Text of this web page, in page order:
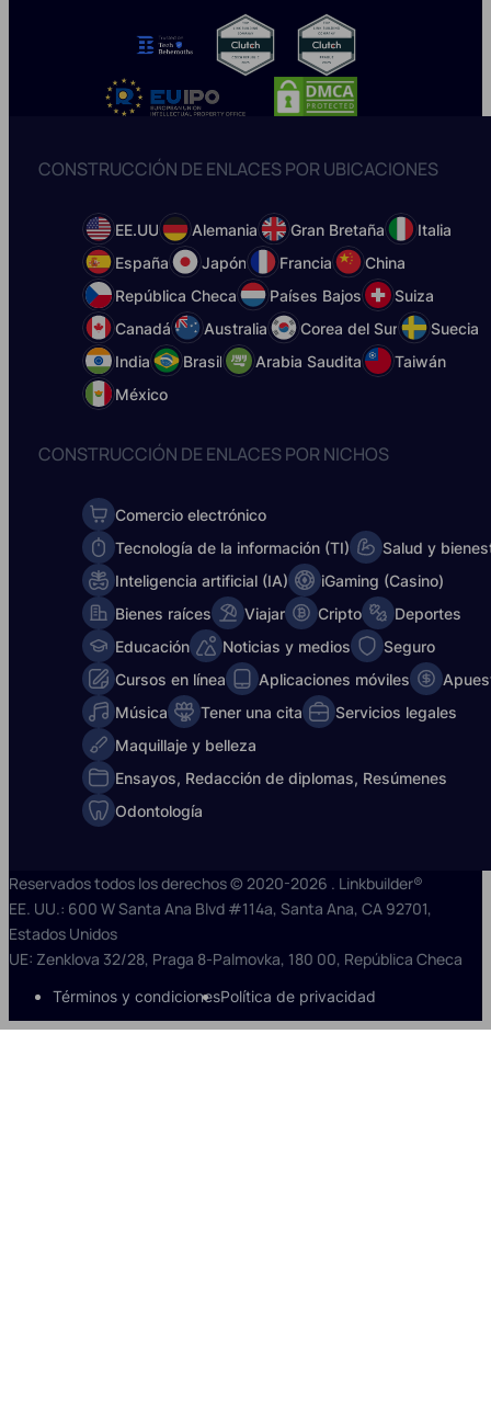
CONSTRUCCIÓN DE ENLACES POR UBICACIONES
EE.UU Alemania Gran Bretaña
Italia
España
Japón Francia
China
República Checa
Países Bajos
Suiza
Canadá
Australia Corea del Sur
Suecia
India
Brasil Arabia Saudita
Taiwán
México
CONSTRUCCIÓN DE ENLACES POR NICHOS
Comercio electrónico
Tecnología de la información (TI)
Salud y
Inteligencia artificial (IA)
iGaming (Casino)
Bienes raíces
Viajar Cripto
Deportes
Educación
Noticias y medios
Seguro
Cursos en línea
Aplicaciones móviles
Música
Tener una cita
Servicios legales
Maquillaje y belleza
Ensayos, Redacción de diplomas, Resúmenes
Odontología
Reservados todos los derechos © 2020-2026 . Linkbuilder®
EE. UU.: 600 W Santa Ana Blvd #114a, Santa Ana, CA 92701,
Estados Unidos
UE: Zenklova 32/28, Praga 8-Palmovka, 180 00, República Checa
Términos y condicionesPolítica de privacidad